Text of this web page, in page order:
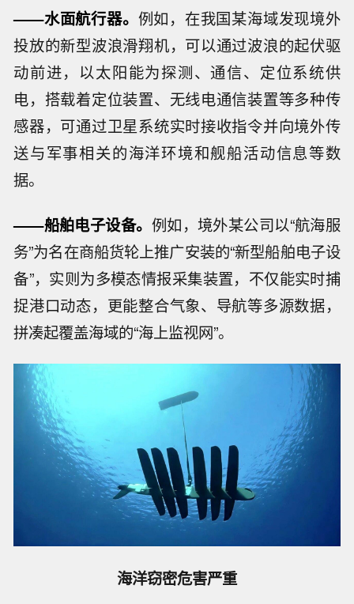
——水面航行器。 例如，在我国某海域发现境外
投放的新型波浪滑翔机，可以通过波浪的起伏驱
动前进，以太阳能为探测、通信、定位系统供
电，搭载着定位装置、无线电通信装置等多种传
感器，可通过卫星系统实时接收指令并向境外传
送与军事相关的海洋环境和舰船活动信息等数
据。
——船舶电子设备。 例如，境外某公司以“航海服
务”为名在商船货轮上推广安装的“新型船舶电子设
备”，实则为多模态情报采集装置，不仅能实时捕
捉港口动态，更能整合气象、导航等多源数据，
拼凑起覆盖海域的“海上监视网”。
海洋窃密危害严重